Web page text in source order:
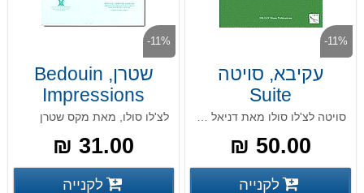
-11%
עקיבא, סויטה
Suite
50.00 ₪
פרטים נוספים פרטים נוספים לקנייה
-11%
שטרן, Bedouin
Impressions
לצ'לו סולו, מאת מקס שטרן
31.00 ₪
פרטים נוספים
לקנייה